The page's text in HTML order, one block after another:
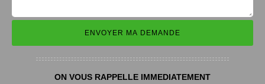
ON VOUS RAPPELLE IMMEDIATEMENT